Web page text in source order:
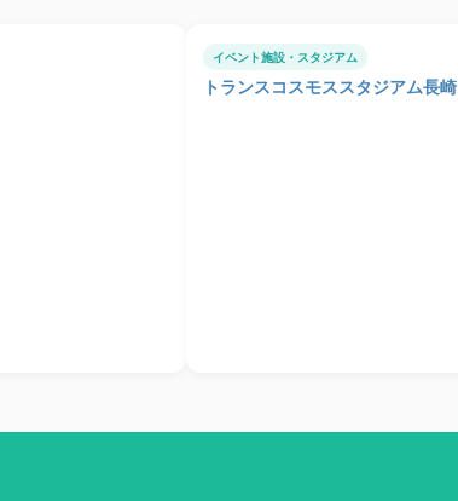
イベント施設・スタジアム
トランスコスモススタジアム長崎